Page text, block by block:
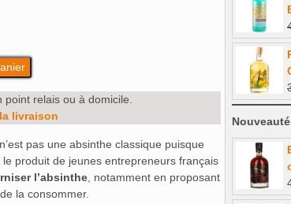
relais ou à domicile.
livraison
pas une absinthe classique puisque
le produit de jeunes entrepreneurs français
l’absinthe, notamment en proposant
la consommer.